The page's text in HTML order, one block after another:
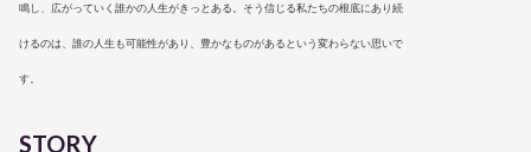
鳴し、広がっていく誰かの人生がきっとある。そう信じる私たちの根底にあり続
けるのは、誰の人生も可能性があり、豊かなものがあるという変わらない思いで
す。
STORY